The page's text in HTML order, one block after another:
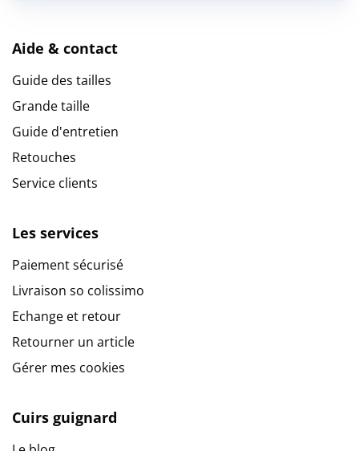
Aide & contact
Guide des tailles
Grande taille
Guide d'entretien
Retouches
Service clients
Les services
Paiement sécurisé
Livraison so colissimo
Echange et retour
Retourner un article
Gérer mes cookies
Cuirs guignard